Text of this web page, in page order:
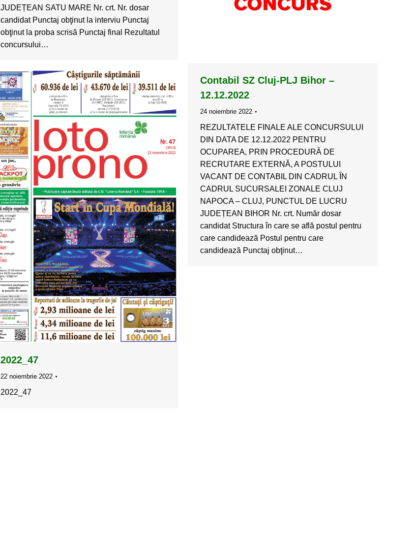
JUDEȚEAN SATU MARE Nr. crt. Nr. dosar
candidat Punctaj obţinut la interviu Punctaj
obţinut la proba scrisă Punctaj final Rezultatul
concursului…
Contabil SZ Cluj-PLJ Bihor –
12.12.2022
24 noiembrie 2022
REZULTATELE FINALE ALE CONCURSULUI
DIN DATA DE 12.12.2022 PENTRU
OCUPAREA, PRIN PROCEDURĂ DE
RECRUTARE EXTERNĂ, A POSTULUI
VACANT DE CONTABIL DIN CADRUL ÎN
CADRUL SUCURSALEI ZONALE CLUJ
NAPOCA – CLUJ, PUNCTUL DE LUCRU
JUDEȚEAN BIHOR Nr. crt. Număr dosar
candidat Structura în care se află postul pentru
care candidează Postul pentru care
candidează Punctaj obţinut…
2022_47
22 noiembrie 2022
2022_47